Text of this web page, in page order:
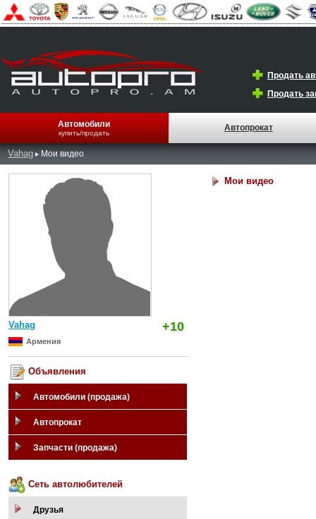
Продать
Продать
Автомобили
купить/продать
Автопрокат
Vahag Мои видео
Vahag +10
Армения
Объявления
Автомобили (продажа)
Автопрокат
Запчасти (продажа)
Сеть автолюбителей
Друзья
Мои видео